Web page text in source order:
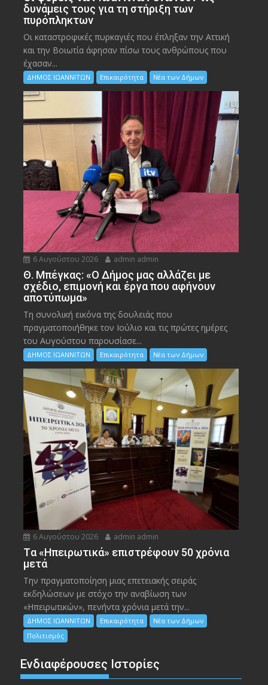
δυνάμεις τους για τη στήριξη των
πυρόπληκτων
Οι καταστροφικές πυρκαγιές που έπληξαν την Αττική
και την Bοιωτία άφησαν πίσω τους ανθρώπους που
έχασαν...
ΔΗΜΟΣ ΙΩΑΝΝΙΤΩΝ Επικαιρότητα Νέα των Δήμων
6 Αυγούστου 2026 admin admin
Θ. Μπέγκας: «Ο Δήμος μας αλλάζει με
σχέδιο, επιμονή και έργα που αφήνουν
αποτύπωμα»
Τη συνολική εικόνα της δουλειάς που
πραγματοποιήθηκε τον Ιούλιο και τις πρώτες ημέρες
του Αυγούστου παρουσίασε...
ΔΗΜΟΣ ΙΩΑΝΝΙΤΩΝ Επικαιρότητα Νέα των Δήμων
6 Αυγούστου 2026 admin admin
Tα «Ηπειρωτικά» επιστρέφουν 50 χρόνια
μετά
Την πραγματοποίηση μιας επετειακής σειράς
εκδηλώσεων με στόχο την αναβίωση των
«Ηπειρωτικών», πενήντα χρόνια μετά την...
ΔΗΜΟΣ ΙΩΑΝΝΙΤΩΝ Επικαιρότητα
Νέα των Δήμων
Πολιτισμός
Ενδιαφέρουσες Ιστορίες